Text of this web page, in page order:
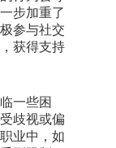
步加重了
参与社交
获得支持
一些困
歧视或偏
业中，如